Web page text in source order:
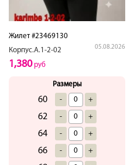
Жилет #23469130
Корпус.А.1-2-02
05.08.2026
1,380руб
Размеры
60 - +
62 - +
64 - +
66 - +